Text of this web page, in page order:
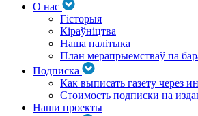
О нас
Гісторыя
Кіраўніцтва
Наша палітыка
План мерапрыемстваў па
Подписка
Как выписать газету через
Стоимость подписки на
Наши проекты